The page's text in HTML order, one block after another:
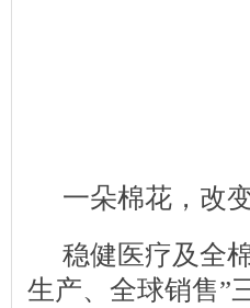
一朵棉花，改
稳健医疗及全
生产、全球销售”